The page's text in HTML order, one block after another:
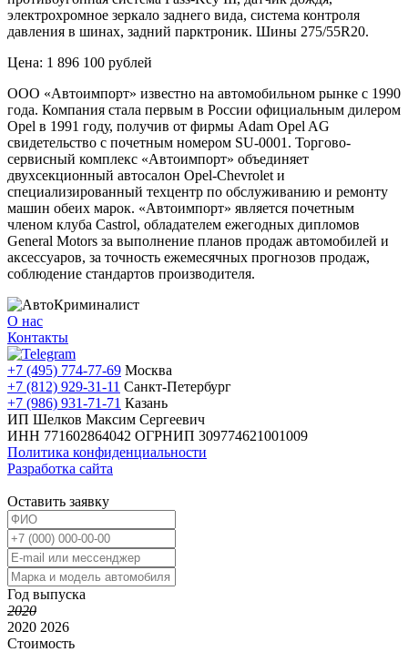
электрохромное зеркало заднего вида, система контроля
давления в шинах, задний парктроник. Шины 275/55R20.
Цена: 1 896 100 рублей
ООО «Автоимпорт» известно на автомобильном рынке с 1990
года. Компания стала первым в России официальным дилером
Opel в 1991 году, получив от фирмы Adam Opel AG
свидетельство с почетным номером SU-0001. Торгово-
сервисный комплекс «Автоимпорт» объединяет
двухсекционный автосалон Opel-Chevrolet и
специализированный техцентр по обслуживанию и ремонту
машин обеих марок. «Автоимпорт» является почетным
членом клуба Castrol, обладателем ежегодных дипломов
General Motors за выполнение планов продаж автомобилей и
аксессуаров, за точность ежемесячных прогнозов продаж,
соблюдение стандартов производителя.
О нас
Контакты
+7 (495) 774-77-69 Москва
+7 (812) 929-31-11 Санкт-Петербург
+7 (986) 931-71-71 Казань
ИП Шелков Максим Сергеевич
ИНН 771602864042 ОГРНИП 309774621001009
Политика конфиденциальности
Разработка сайта
Оставить заявку
Год выпуска
2020
2020 2026
Стоимость